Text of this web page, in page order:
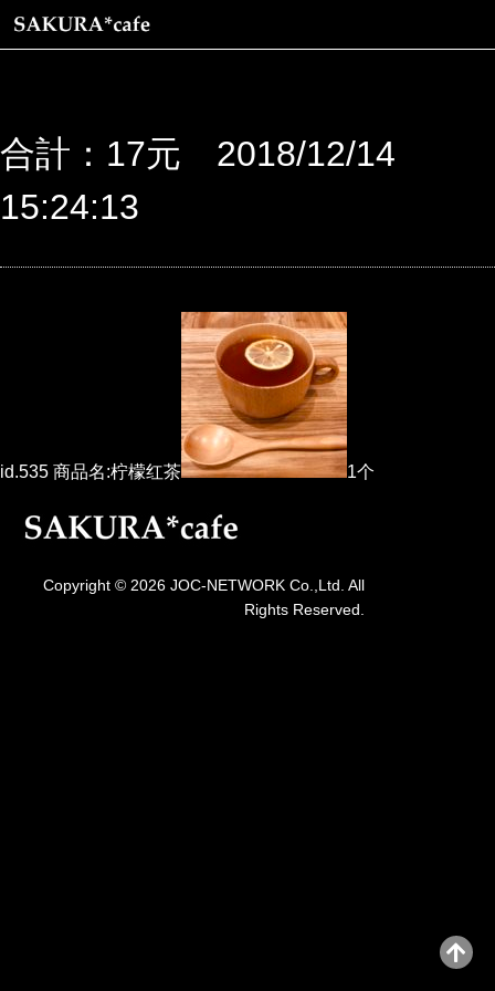
合計：17元 2018/12/14
15:24:13
id.535 商品名:柠檬红茶 1个
Copyright © 2026 JOC-NETWORK Co.,Ltd. All
Rights Reserved.